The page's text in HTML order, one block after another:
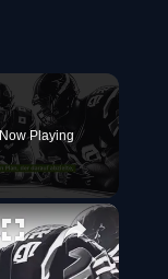
Now Playing